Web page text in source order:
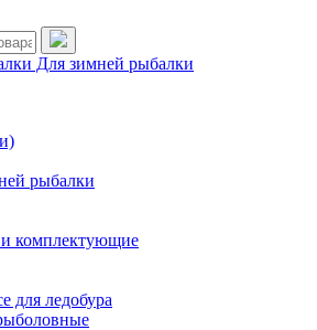
Для зимней рыбалки
рыбалки
комплектующие
ледобура